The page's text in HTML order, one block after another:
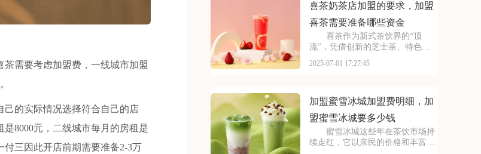
需要考虑加盟费，一线城市加盟
的实际情况选择符合自己的店
8000元，二线城市每月的房租是
付三因此开店前期需要准备2-3万
启自己的创业之路。那么
喜茶奶茶店加盟的要求，加盟
喜茶需要准备哪些资金
喜茶作为新式茶饮界的“顶
流”，凭借创新的芝士茶、特色果
数。不少投资者都在关注这个品
加盟的要求，加盟喜茶需要
2025-07-01 17:27:45
加盟蜜雪冰城加盟费明细，加
盟蜜雪冰城要多少钱
蜜雪冰城这些年在茶饮市场持
续走红，它以亲民的价格和丰富的